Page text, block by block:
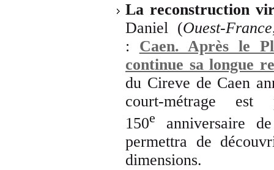
La reconstruction
Daniel (Ouest-France
: Caen. Après le
continue sa longue
du Cireve de Caen
court-métrage
150e
anniversaire
permettra de
dimensions.